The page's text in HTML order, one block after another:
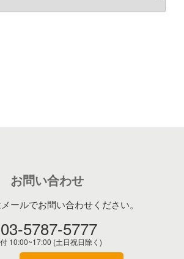
お問い合わせ
ールでお問い合わせください。
03-5787-5777
10:00~17:00 (土日祝日除く)